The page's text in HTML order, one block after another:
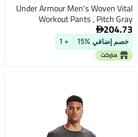
Under Armour Men's Woven Vital
Workout Pants , Pitch Gray
(012)/Black, X-Large
204.73
خصم إضافي %15 + 1